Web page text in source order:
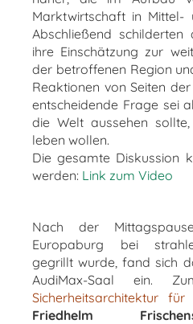
Marktwirtschaft in Mittel-
Abschließend schilderten
ihre Einschätzung zur
der betroffenen Region
Reaktionen von Seiten
entscheidende Frage sei
die Welt aussehen
leben wollen.
Die gesamte Diskussion
werden: Link zum Video
Nach der
Europaburg bei
gegrillt wurde, fand sich
AudiMax-Saal ein.
Sicherheitsarchitektur für
Friedhelm